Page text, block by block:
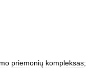
priemonių kompleksas;